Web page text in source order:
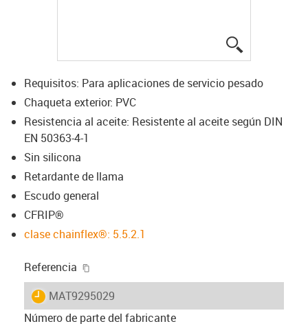
Requisitos: Para aplicaciones de servicio pesado
Chaqueta exterior: PVC
Resistencia al aceite: Resistente al aceite según DIN
EN 50363-4-1
Sin silicona
Retardante de llama
Escudo general
CFRIP®
clase chainflex®: 5.5.2.1
Referencia
igus-icon-lieferzeit
MAT9295029
Número de parte del fabricante